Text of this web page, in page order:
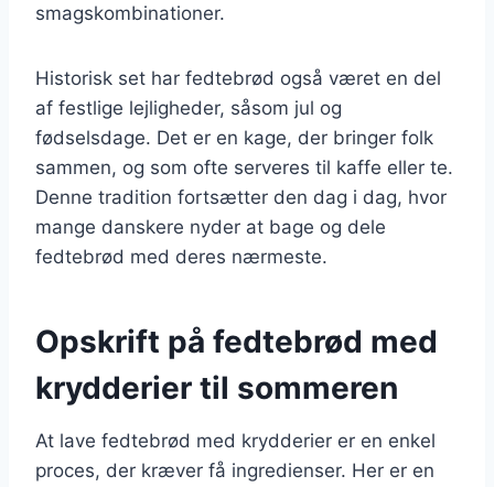
smagskombinationer.
Historisk set har fedtebrød også været en del
af festlige lejligheder, såsom jul og
fødselsdage. Det er en kage, der bringer folk
sammen, og som ofte serveres til kaffe eller te.
Denne tradition fortsætter den dag i dag, hvor
mange danskere nyder at bage og dele
fedtebrød med deres nærmeste.
Opskrift på fedtebrød med
krydderier til sommeren
At lave fedtebrød med krydderier er en enkel
proces, der kræver få ingredienser. Her er en